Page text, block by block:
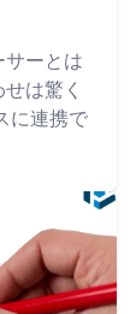
サーとは
は驚く
に連携で